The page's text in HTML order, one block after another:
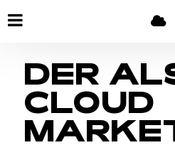
DER
CLOUD